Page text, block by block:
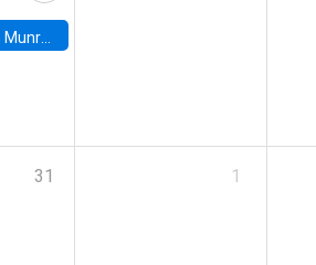
in the Department of Statistics at UC Berkeley
31 1